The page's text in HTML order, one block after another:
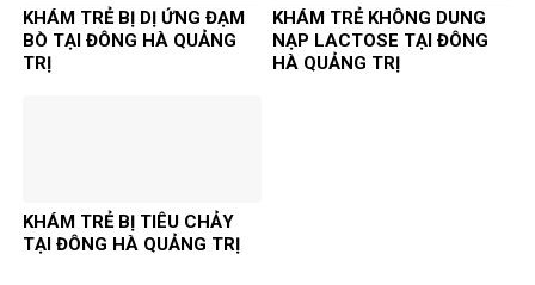
KHÁM TRẺ BỊ DỊ ỨNG ĐẠM
BÒ TẠI ĐÔNG HÀ QUẢNG
TRỊ
KHÁM TRẺ KHÔNG DUNG
NẠP LACTOSE TẠI ĐÔNG
HÀ QUẢNG TRỊ
KHÁM TRẺ BỊ TIÊU CHẢY
TẠI ĐÔNG HÀ QUẢNG TRỊ